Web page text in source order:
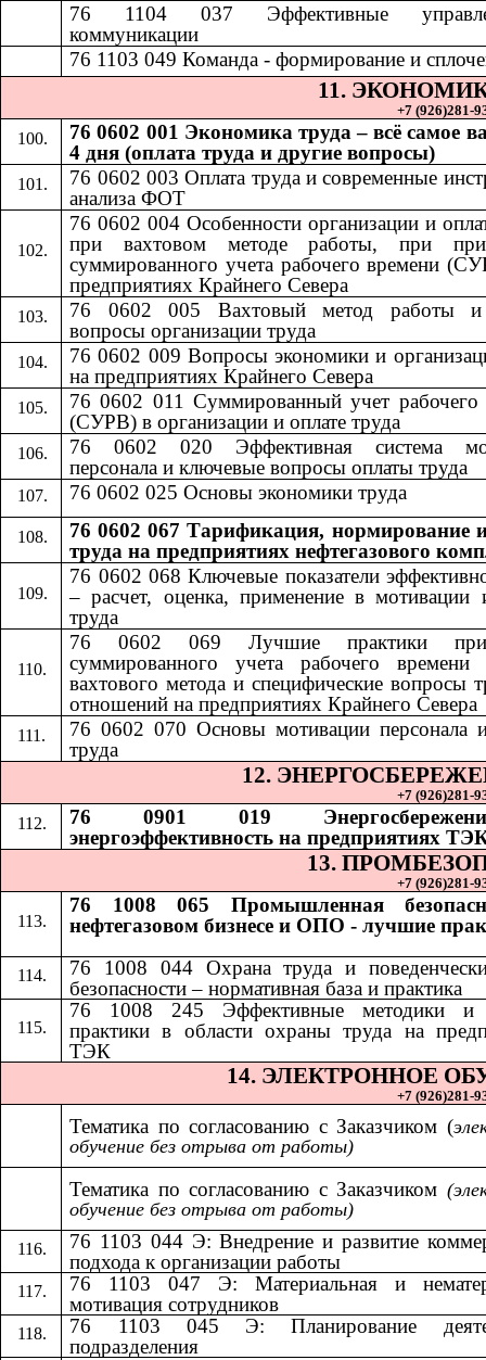
76 1104 037
Эффективные
коммуникации​​
76 1103 049 ​​Команда - формирование и
11.​​
+7 (926)281-
76 0602 001 Экономика труда – всё самое
4 дня (оплата труда и другие вопросы)
76 0602 003 Оплата труда и современные
анализа ФОТ
76 0602 004 Особенности организации и
при вахтовом методе работы, при
суммированного учета рабочего времени
предприятиях Крайнего Севера
76 0602 005 Вахтовый метод работы и
вопросы организации труда
76 0602 009 Вопросы экономики и
на предприятиях Крайнего Севера
76 0602 011 Суммированный учет рабочего
(СУРВ) в организации и оплате труда
76 0602 020 Эффективная система
персонала и ключевые вопросы оплаты труда
76 0602 025 Основы экономики труда
76 0602 067 Тарификация, нормирование
труда на предприятиях нефтегазового
76 0602 068 ​​Ключевые показатели
– расчет, оценка, применение в мотивации
труда
76 0602 069
Лучшие практики
суммированного учета рабочего
вахтового метода и специфические вопросы
отношений на предприятиях Крайнего Севера
76 0602 070 ​​Основы мотивации персонала
труда
12.
+7 (926)281-
76 0901 019
энергоэффективность на предприятиях
13.
+7 (926)281-
76 1008 065 Промышленная
нефтегазовом бизнесе и ОПО - лучшие
76 1008 044 Охрана труда и
безопасности – нормативная база и практика
76 1008 245 Эффективные методики и
практики в области охраны труда на
ТЭК
14.​​ ЭЛЕКТРОННОЕ
+7 (926)281-
Тематика по согласованию с Заказчиком (
обучение без отрыва от работы)
Тематика по согласованию с Заказчиком​​
обучение без отрыва от работы)
76 1103 044 Э: Внедрение и развитие
подхода к организации работы
76 1103 047 Э: Материальная и
мотивация сотрудников
76 1103 045 Э: Планирование
подразделения